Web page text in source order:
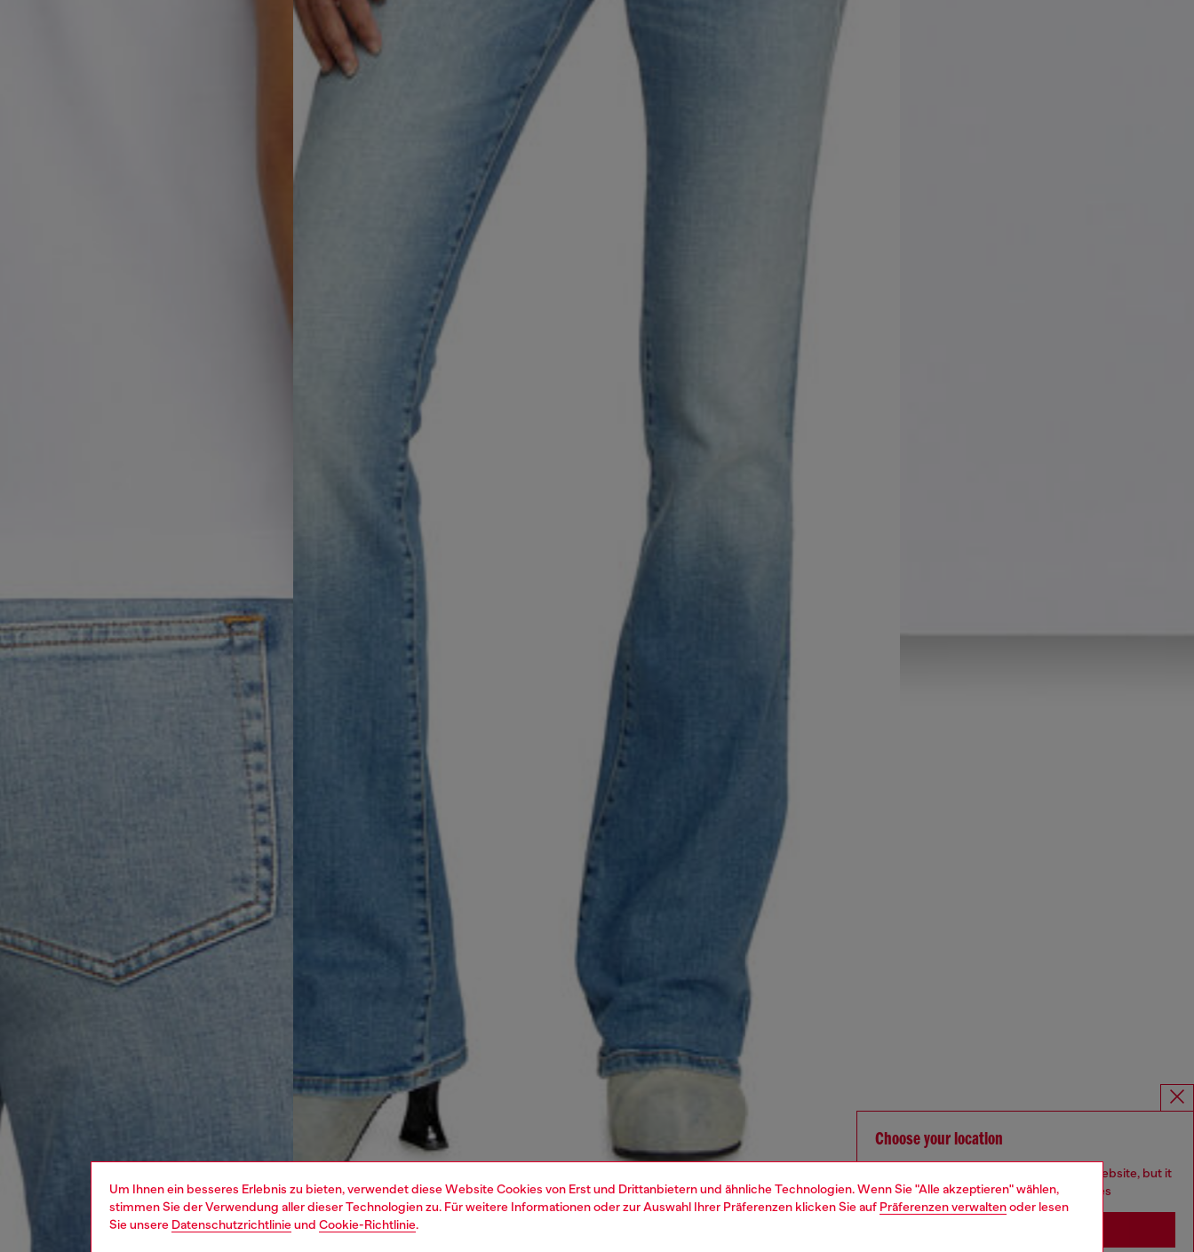
Um Ihnen ein besseres Erlebnis zu bieten, verwendet diese Website Cookies von Erst und Drittanbietern und ähnliche Technologien. Wenn Sie "Alle akzeptieren" wählen,
stimmen Sie der Verwendung aller dieser Technologien zu. Für weitere Informationen oder zur Auswahl Ihrer Präferenzen klicken Sie auf Präferenzen verwaltenoder lesen
Sie unsere Datenschutzrichtlinieund Cookie-Richtlinie.
Choose your location
You are currently browsing Österreich website, but it
seems you may be based in United States